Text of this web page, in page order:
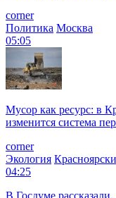
corner
Политика Москва
05:05
Мусор как ресурс: в
изменится система
corner
Экология
04:25
В Госдуме